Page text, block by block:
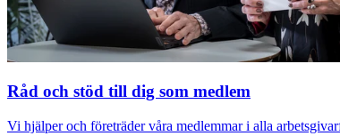
Råd och stöd till dig som medlem
Vi hjälper och företräder våra medlemmar i alla